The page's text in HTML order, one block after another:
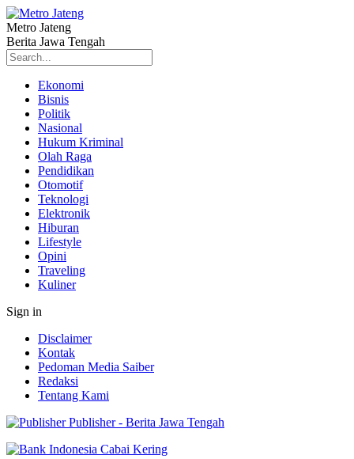
Metro Jateng
Berita Jawa Tengah
Ekonomi
Bisnis
Politik
Nasional
Hukum Kriminal
Olah Raga
Pendidikan
Otomotif
Teknologi
Elektronik
Hiburan
Lifestyle
Opini
Traveling
Kuliner
Sign in
Disclaimer
Kontak
Pedoman Media Saiber
Redaksi
Tentang Kami
Publisher - Berita Jawa Tengah